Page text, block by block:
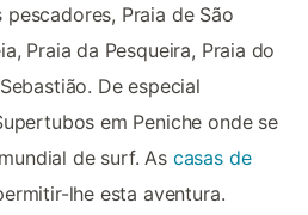
Praia de São
Praia da Pesqueira, Praia do
De especial
em Peniche onde se
de surf. As casas de
lhe esta aventura.